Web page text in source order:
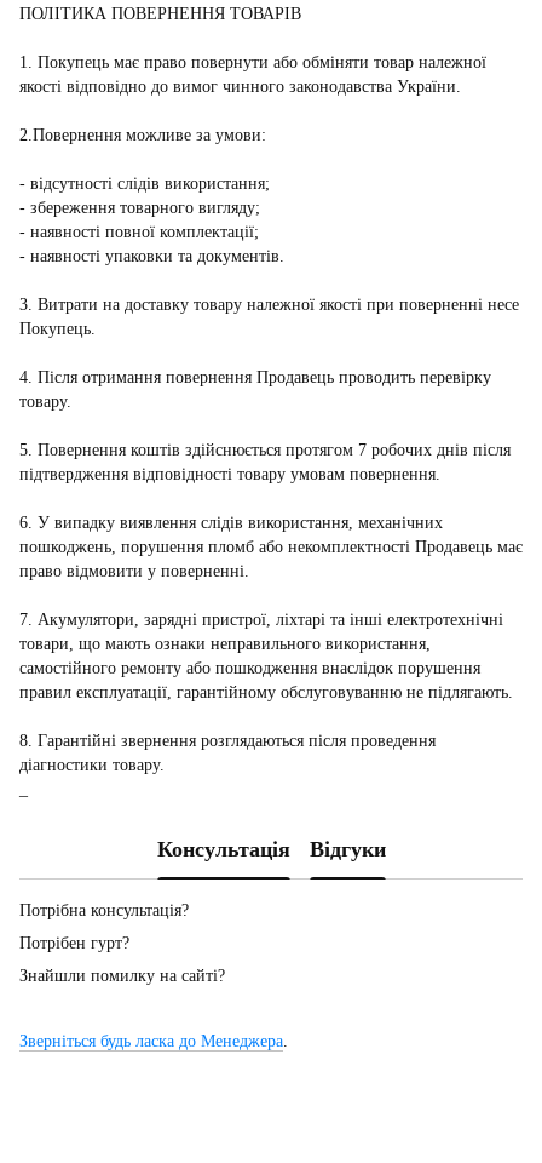
ПОЛІТИКА ПОВЕРНЕННЯ ТОВАРІВ
1. Покупець має право повернути або обміняти товар належної
якості відповідно до вимог чинного законодавства України.
2.Повернення можливе за умови:
- відсутності слідів використання;
- збереження товарного вигляду;
- наявності повної комплектації;
- наявності упаковки та документів.
3. Витрати на доставку товару належної якості при поверненні несе
Покупець.
4. Після отримання повернення Продавець проводить перевірку
товару.
5. Повернення коштів здійснюється протягом 7 робочих днів після
підтвердження відповідності товару умовам повернення.
6. У випадку виявлення слідів використання, механічних
пошкоджень, порушення пломб або некомплектності Продавець має
право відмовити у поверненні.
7. Акумулятори, зарядні пристрої, ліхтарі та інші електротехнічні
товари, що мають ознаки неправильного використання,
самостійного ремонту або пошкодження внаслідок порушення
правил експлуатації, гарантійному обслуговуванню не підлягають.
8. Гарантійні звернення розглядаються після проведення
діагностики товару.
Консультація Відгуки
Потрібна консультація?
Потрібен гурт?
Знайшли помилку на сайті?
Зверніться будь ласка до Менеджера